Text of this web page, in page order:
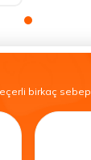
birkaç sebep.